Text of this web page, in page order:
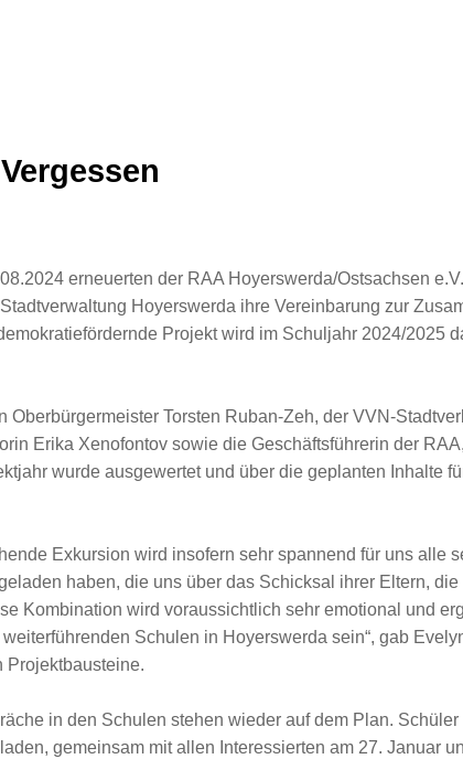
erneuerten der RAA Hoyerswerda/Ostsachsen
Hoyerswerda ihre Vereinbarung zur
Projekt wird im Schuljahr 2024/2025
Oberbürgermeister Torsten Ruban-Zeh, der VVN-
Erika Xenofontov sowie die Geschäftsführerin der
wurde ausgewertet und über die geplanten Inhalte
Exkursion wird insofern sehr spannend für uns alle
haben, die uns über das Schicksal ihrer Eltern,
Kombination wird voraussichtlich sehr emotional und
Schulen in Hoyerswerda sein“, gab
Projektbausteine.
in den Schulen stehen wieder auf dem Plan.
gemeinsam mit allen Interessierten am 27. Januar